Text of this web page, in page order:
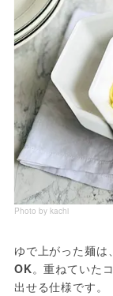
Photo by kachi
ゆで上がった麺は
OK。重ねていた
出せる仕様です。